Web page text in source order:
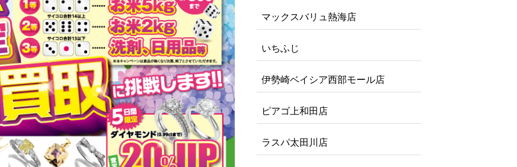
マックスバリュ熱海店
いちふじ
伊勢崎ベイシア西部モール店
ピアゴ上和田店
ラスパ太田川店